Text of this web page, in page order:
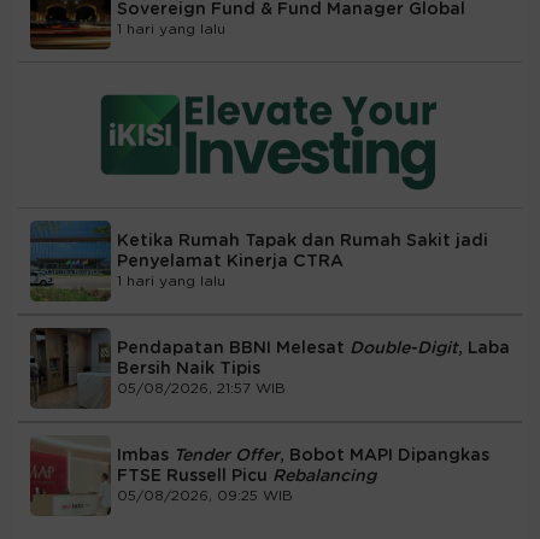
Sovereign Fund & Fund Manager Global
1 hari yang lalu
Ketika Rumah Tapak dan Rumah Sakit jadi
Penyelamat Kinerja CTRA
1 hari yang lalu
Pendapatan BBNI Melesat Double-Digit, Laba
Bersih Naik Tipis
05/08/2026, 21:57 WIB
Imbas Tender Offer, Bobot MAPI Dipangkas
FTSE Russell Picu Rebalancing
05/08/2026, 09:25 WIB